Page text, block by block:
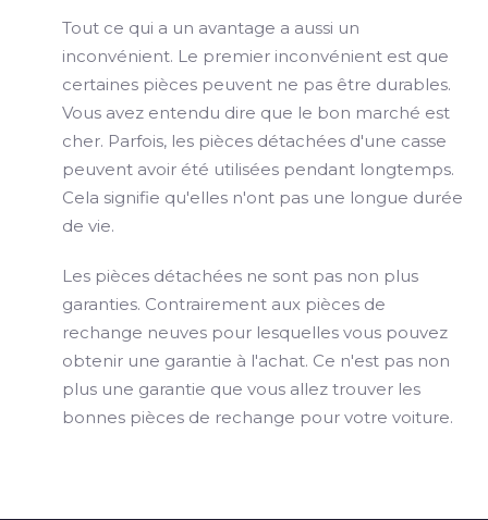
Tout ce qui a un avantage a aussi un
inconvénient. Le premier inconvénient est que
certaines pièces peuvent ne pas être durables.
Vous avez entendu dire que le bon marché est
cher. Parfois, les pièces détachées d'une casse
peuvent avoir été utilisées pendant longtemps.
Cela signifie qu'elles n'ont pas une longue durée
de vie.
Les pièces détachées ne sont pas non plus
garanties. Contrairement aux pièces de
rechange neuves pour lesquelles vous pouvez
obtenir une garantie à l'achat. Ce n'est pas non
plus une garantie que vous allez trouver les
bonnes pièces de rechange pour votre voiture.